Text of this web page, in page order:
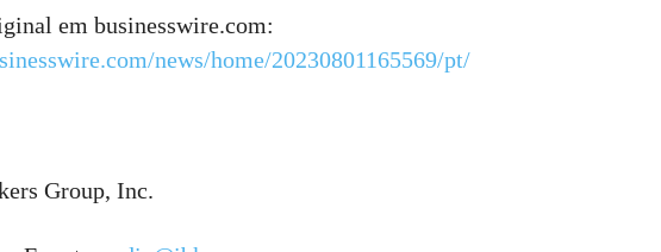
em businesswire.com:
news/home/20230801165569/pt/
Group, Inc.